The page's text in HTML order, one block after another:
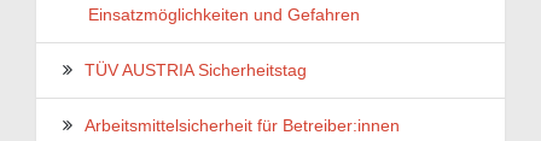
Einsatzmöglichkeiten und Gefahren
TÜV AUSTRIA Sicherheitstag
Arbeitsmittelsicherheit für Betreiber:innen